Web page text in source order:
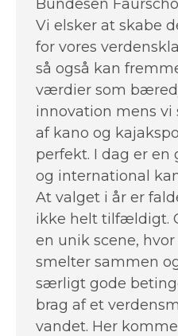
Bundesen
Vi elsker at skabe
for vores
så også kan
værdier som
innovation mens vi
af kano og
perfekt. I dag er en
og international
At valget i år er
ikke helt tilfældigt.
en unik scene,
smelter sammen
særligt gode
brag af et
vandet. Her